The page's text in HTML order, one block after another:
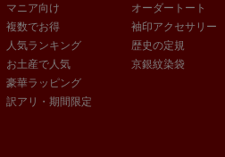
マニア向け
複数でお得
人気ランキング
お土産で人気
豪華ラッピング
訳アリ・期間限定
オーダートート
袖印アクセサリー
歴史の定規
京銀紋染袋